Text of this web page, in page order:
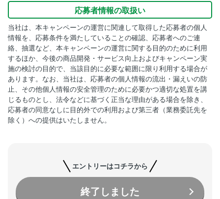
応募者情報の取扱い
当社は、本キャンペーンの運営に関連して取得した応募者の個人
情報を、応募条件を満たしていることの確認、応募者へのご連
絡、抽選など、本キャンペーンの運営に関する目的のために利用
するほか、今後の商品開発・サービス向上およびキャンペーン実
施の検討の目的で、当該目的に必要な範囲に限り利用する場合が
あります。なお、当社は、応募者の個人情報の流出・漏えいの防
止、その他個人情報の安全管理のために必要かつ適切な処置を講
じるものとし、法令などに基づく正当な理由がある場合を除き、
応募者の同意なしに目的外での利用および第三者（業務委託先を
除く）への提供はいたしません。
エントリーはコチラから
終了しました